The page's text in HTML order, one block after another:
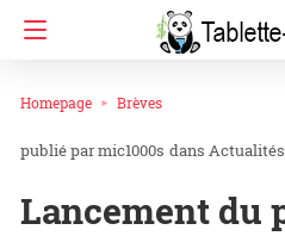
Homepage Brèves
mic1000s dans Actualités
Lancement du